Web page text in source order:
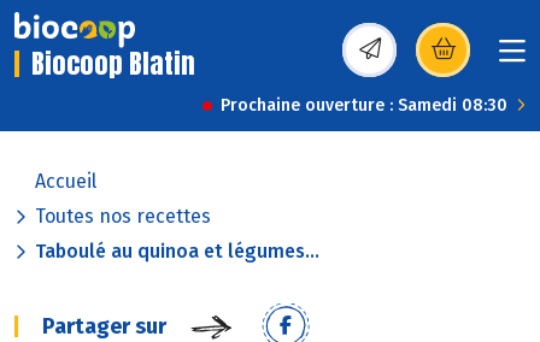
Biocoop Blatin (s’ouvre dans une
Prochaine ouverture : Samedi 08:30
Accueil
Toutes nos recettes
Taboulé au quinoa et légumes...
Partager sur